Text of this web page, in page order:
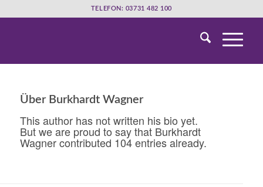
TELEFON: 03731 482 100
Über Burkhardt Wagner
This author has not written his bio yet.
But we are proud to say that Burkhardt
Wagnercontributed 104 entries already.